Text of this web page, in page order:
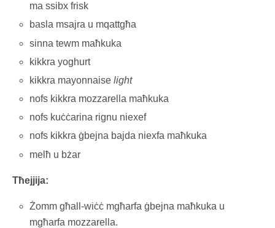
ma ssibx frisk
basla msajra u mqattgħa
sinna tewm maħkuka
kikkra yoghurt
kikkra mayonnaiselight
nofs kikkra mozzarella maħkuka
nofs kuċċarina rignu niexef
nofs kikkra ġbejna bajda niexfa maħkuka
melħ u bżar
Tħejjija:
Żomm għall-wiċċ mgħarfa ġbejna maħkuka u
mgħarfa mozzarella.